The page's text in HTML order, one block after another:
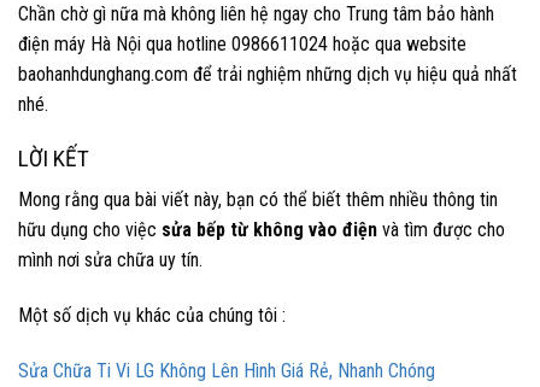
Chần chờ gì nữa mà không liên hệ ngay cho Trung tâm bảo hành
điện máy Hà Nội qua hotline 0986611024 hoặc qua website
baohanhdunghang.com để trải nghiệm những dịch vụ hiệu quả nhất
nhé.
LỜI KẾT
Mong rằng qua bài viết này, bạn có thể biết thêm nhiều thông tin
hữu dụng cho việc sửa bếp từ không vào điện và tìm được cho
mình nơi sửa chữa uy tín.
Một số dịch vụ khác của chúng tôi :
Sửa Chữa Ti Vi LG Không Lên Hình Giá Rẻ, Nhanh Chóng